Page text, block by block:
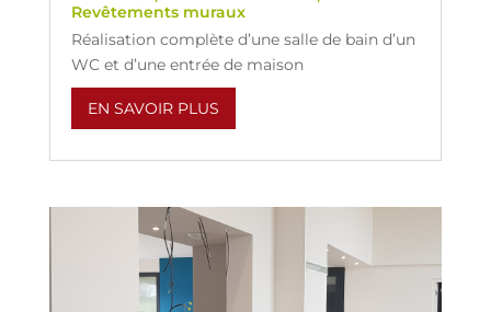
Revêtements muraux
Réalisation complète d’une salle de bain d’un
WC et d’une entrée de maison
EN SAVOIR PLUS